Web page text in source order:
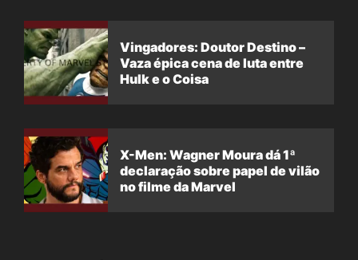
Vingadores: Doutor Destino –
Vaza épica cena de luta entre
Hulk e o Coisa
X-Men: Wagner Moura dá 1ª
declaração sobre papel de vilão
no filme da Marvel